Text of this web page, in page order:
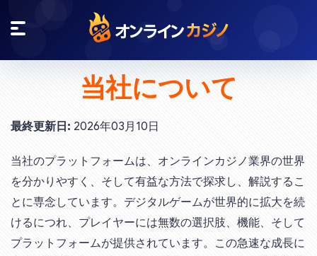
当社について
最終更新日: 2026年03月10日
当社のプラットフォームは、オンラインカジノ業界の世界
を分かりやすく、そして有益な方法で探求し、解説するこ
とに専念しています。デジタルゲームが世界的に拡大を続
けるにつれ、プレイヤーには無数の選択肢、機能、そして
プラットフォームが提供されています。この急速な成長に